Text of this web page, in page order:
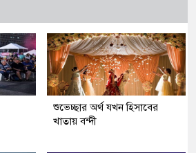
শুভেচ্ছার অর্থ যখন হিসাবের
খাতায় বন্দী